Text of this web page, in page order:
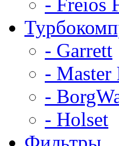
- Garrett
- Master
-
- Holset